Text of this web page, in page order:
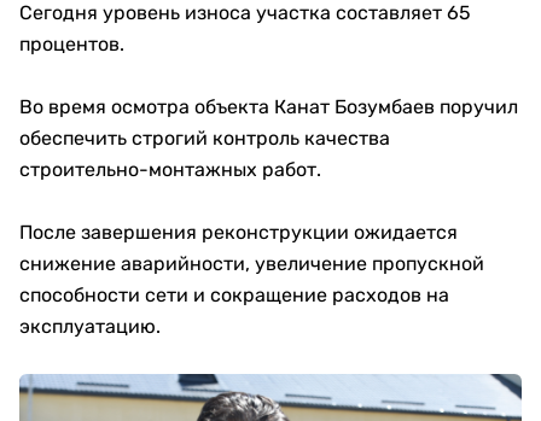
Сегодня уровень износа участка составляет 65
процентов.
Во время осмотра объекта Канат Бозумбаев поручил
обеспечить строгий контроль качества
строительно-монтажных работ.
После завершения реконструкции ожидается
снижение аварийности, увеличение пропускной
способности сети и сокращение расходов на
эксплуатацию.